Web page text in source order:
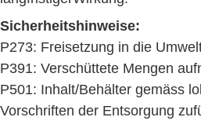
Sicherheitshinweise:
P273: Freisetzung in die
P391: Verschüttete Mengen
P501: Inhalt/Behälter gemäss
Vorschriften der Entsorgung